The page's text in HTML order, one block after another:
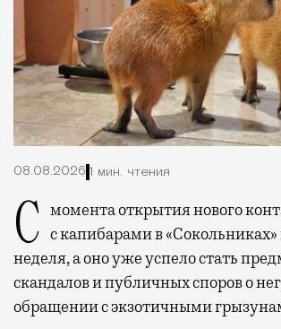
08.08.2026 1 мин. чтения
С момента открытия нового контактного кафе с капибарами в
неделя, а оно уже успело стать
скандалов и публичных споров о
обращении с экзотичными